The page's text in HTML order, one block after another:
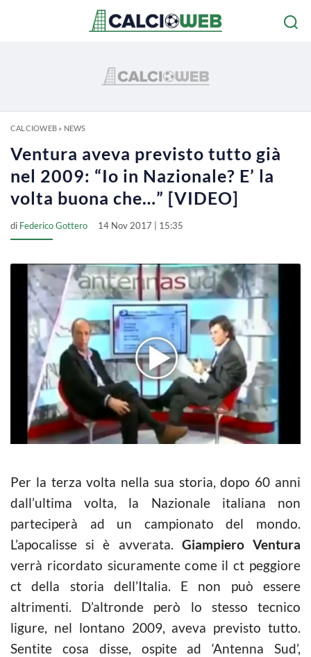
CALCIOWEB» NEWS
Ventura aveva previsto tutto già
nel 2009: “Io in Nazionale? E’ la
volta buona che…” [VIDEO]
di Federico Gottero 14 Nov 2017 | 15:35
Per la terza volta nella sua storia, dopo 60 anni
dall’ultima volta, la Nazionale italiana non
parteciperà ad un campionato del mondo.
L’apocalisse si è avverata. Giampiero Ventura
verrà ricordato sicuramente come il ct peggiore
ct della storia dell’Italia. E non può essere
altrimenti. D’altronde però lo stesso tecnico
ligure, nel lontano 2009, aveva previsto tutto.
Sentite cosa disse, ospite ad ‘Antenna Sud’,